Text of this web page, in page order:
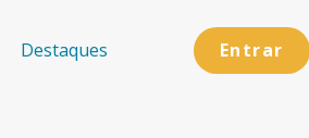
Destaques Entrar